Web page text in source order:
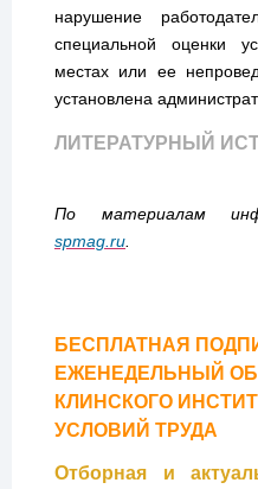
нарушение
специальной оценки
местах или ее
установлена
ЛИТЕРАТУРНЫЙ
По материалам
spmag.ru
БЕСПЛАТНАЯ
ЕЖЕНЕДЕЛЬНЫЙ
КЛИНСКОГО
УСЛОВИЙ ТРУДА
Отборная и